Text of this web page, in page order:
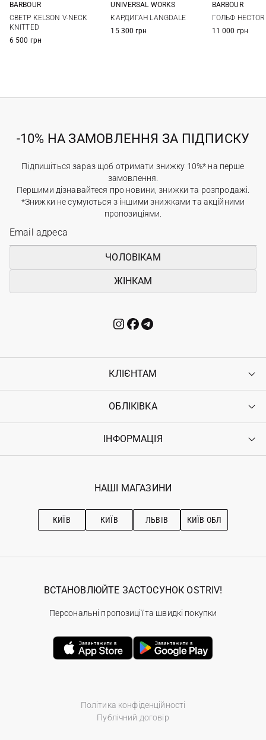
BARBOUR
СВЕТР KELSON V-NECK
KNITTED
6 500 грн
UNIVERSAL WORKS
КАРДИГАН LANGDALE
15 300 грн
BARBOUR
ГОЛЬФ HECTOR
11 000 грн
-10% НА ЗАМОВЛЕННЯ ЗА ПІДПИСКУ
Підпишіться зараз щоб отримати знижку 10%* на перше
замовлення.
Першими дізнавайтеся про новини, знижки та розпродажі.
*Знижки не сумуються з іншими знижками та акційними
пропозиціями.
ЧОЛОВІКАМ
ЖІНКАМ
КЛІЄНТАМ
Контакти
Повернення
Гарантія
ОБЛІКІВКА
Увійти
Ostriv Club+
ІНФОРМАЦІЯ
Наші магазини
Рекомендації з догляду
НАШІ МАГАЗИНИ
КИЇВ КИЇВ ЛЬВІВ КИЇВ ОБЛ
Політика конфіденційності
Публічний договір
ВСТАНОВЛЮЙТЕ ЗАСТОСУНОК OSTRIV!
Персональні пропозиції та швидкі покупки